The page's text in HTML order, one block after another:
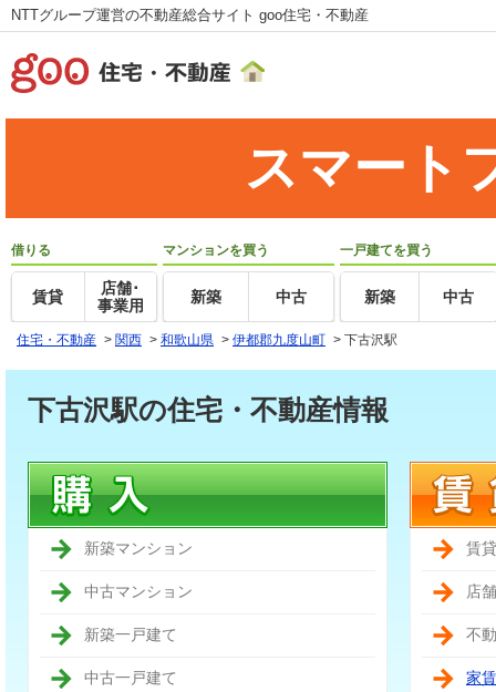
NTTグループ運営の不動産総合サイト goo住宅・不動産
スマート
借りる
賃貸
店舗･
事業用
マンションを買う
新築 中古
一戸建てを買う
新築 中古
住宅・不動産 > 関西 > 和歌山県 > 伊都郡九度山町 > 下古沢駅
下古沢駅の住宅・不動産情報
新築マンション
中古マンション
新築一戸建て
中古一戸建て
賃
店
不
家